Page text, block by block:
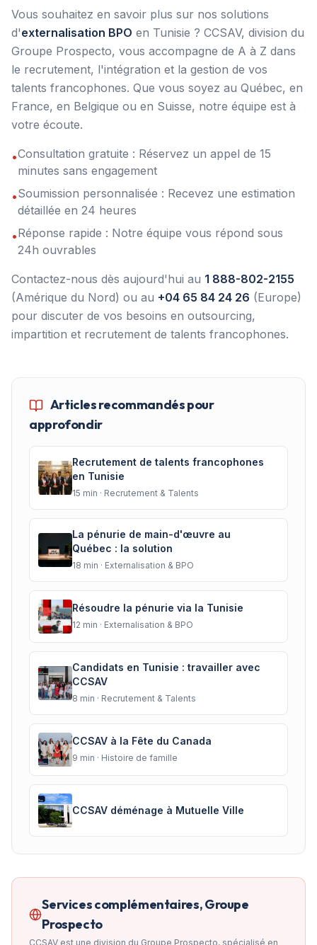
Vous souhaitez en savoir plus sur nos solutions
d'externalisation BPO en Tunisie ? CCSAV, division du
Groupe Prospecto, vous accompagne de A à Z dans
le recrutement, l'intégration et la gestion de vos
talents francophones. Que vous soyez au Québec, en
France, en Belgique ou en Suisse, notre équipe est à
votre écoute.
•Consultation gratuite : Réservez un appel de 15
minutes sans engagement
•Soumission personnalisée : Recevez une estimation
détaillée en 24 heures
•Réponse rapide : Notre équipe vous répond sous
24h ouvrables
Contactez-nous dès aujourd'hui au 1 888-802-2155
(Amérique du Nord) ou au +04 65 84 24 26 (Europe)
pour discuter de vos besoins en outsourcing,
impartition et recrutement de talents francophones.
Articles recommandés pour
approfondir
Recrutement de talents francophones
en Tunisie
15 min · Recrutement & Talents
La pénurie de main-d'œuvre au
Québec : la solution
18 min · Externalisation & BPO
Résoudre la pénurie via la Tunisie
12 min · Externalisation & BPO
Candidats en Tunisie : travailler avec
CCSAV
8 min · Recrutement & Talents
CCSAV à la Fête du Canada
9 min · Histoire de famille
CCSAV déménage à Mutuelle Ville
Services complémentaires, Groupe
Prospecto
CCSAV est une division du Groupe Prospecto, spécialisé en